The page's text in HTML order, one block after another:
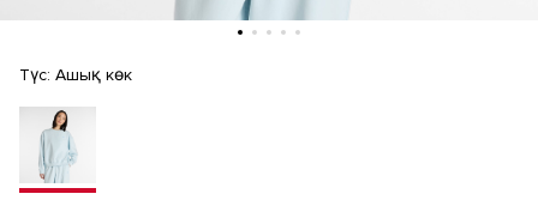
Түс: Ашық көк